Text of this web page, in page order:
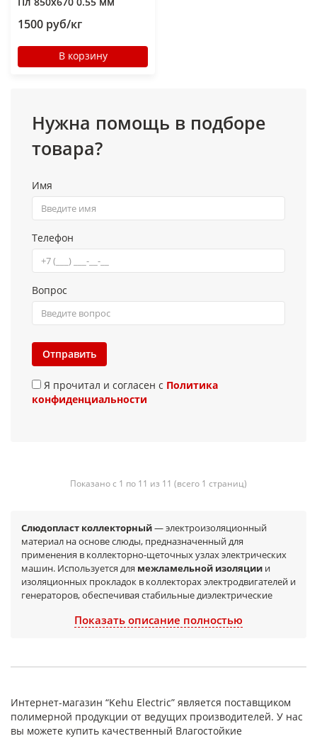
1500 руб/кг
В корзину
Нужна помощь в подборе
товара?
Имя
Телефон
Вопрос
Отправить
Я прочитал и согласен с Политика
конфиденциальности
Показано с 1 по 11 из 11 (всего 1 страниц)
Слюдопласт коллекторный— электроизоляционный
материал на основе слюды, предназначенный для
применения в коллекторно-щеточных узлах электрических
машин. Используется для межламельной изоляции и
изоляционных прокладок в коллекторах электродвигателей и
генераторов, обеспечивая стабильные диэлектрические
механических нагрузках. Поставляется листами и
Преимущества
изоляция
теплостойкость и стабильность параметров при
нагреве
Показать описание полностью
Интернет-магазин “Kehu Electric” является поставщиком
полимерной продукции от ведущих производителей. У нас
вы можете купить качественный Влагостойкие